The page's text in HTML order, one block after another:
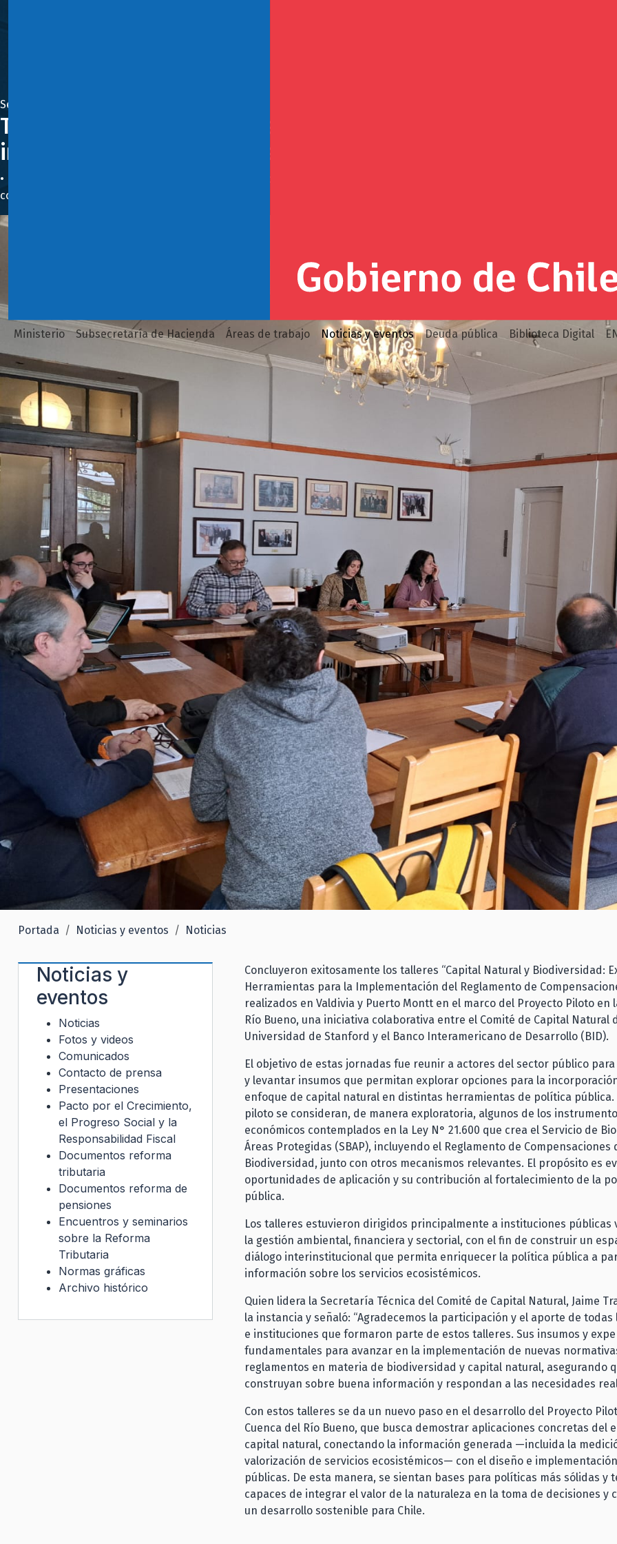
Ministerio Subsecretaría de Hacienda Áreas de trabajo Noticias y eventos Deuda pública Biblioteca Digital
Septiembre 9, 2025
Talleres de capital natural en Valdivia y Puerto Montt
incorporación del enfoque en políticas públicas
• La instancia, donde participaron representantes del Comité de Capital Natural, la Universidad de Stanford y el BID,
contribución al fortalecimiento de la política pública.
Portada Noticias y eventos Noticias
Concluyeron exitosamente los talleres “Capital Natural y Biodiversidad:
Herramientas para la Implementación del Reglamento de
realizados en Valdivia y Puerto Montt en el marco del Proyecto Piloto en
Río Bueno, una iniciativa colaborativa entre el Comité de Capital Natural
Universidad de Stanford y el Banco Interamericano de Desarrollo (BID).
El objetivo de estas jornadas fue reunir a actores del sector público
y levantar insumos que permitan explorar opciones para la
enfoque de capital natural en distintas herramientas de política pública.
piloto se consideran, de manera exploratoria, algunos de los
económicos contemplados en la Ley N° 21.600 que crea el Servicio de
Áreas Protegidas (SBAP), incluyendo el Reglamento de Compensaciones
Biodiversidad, junto con otros mecanismos relevantes. El propósito es
oportunidades de aplicación y su contribución al fortalecimiento de la
pública.
Los talleres estuvieron dirigidos principalmente a instituciones públicas
la gestión ambiental, financiera y sectorial, con el fin de construir un
diálogo interinstitucional que permita enriquecer la política pública a
información sobre los servicios ecosistémicos.
Quien lidera la Secretaría Técnica del Comité de Capital Natural, Jaime
la instancia y señaló: “Agradecemos la participación y el aporte de todas
e instituciones que formaron parte de estos talleres. Sus insumos y
fundamentales para avanzar en la implementación de nuevas
reglamentos en materia de biodiversidad y capital natural, asegurando
construyan sobre buena información y respondan a las necesidades
Con estos talleres se da un nuevo paso en el desarrollo del Proyecto
Cuenca del Río Bueno, que busca demostrar aplicaciones concretas del
capital natural, conectando la información generada —incluida la
valorización de servicios ecosistémicos— con el diseño e
públicas. De esta manera, se sientan bases para políticas más sólidas y
capaces de integrar el valor de la naturaleza en la toma de decisiones y
un desarrollo sostenible para Chile.
Noticias y
eventos
Noticias
Fotos y videos
Comunicados
Contacto de prensa
Presentaciones
Pacto por el Crecimiento,
el Progreso Social y la
Responsabilidad Fiscal
Documentos reforma
tributaria
Documentos reforma de
pensiones
Encuentros y seminarios
sobre la Reforma
Tributaria
Normas gráficas
Archivo histórico